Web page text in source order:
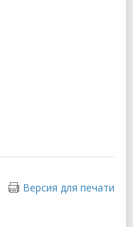
Версия для печати